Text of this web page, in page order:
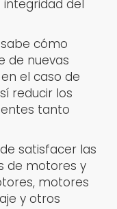
del
cómo
de nuevas
el caso de
reducir los
tanto
satisfacer las
de motores y
motores
y otros